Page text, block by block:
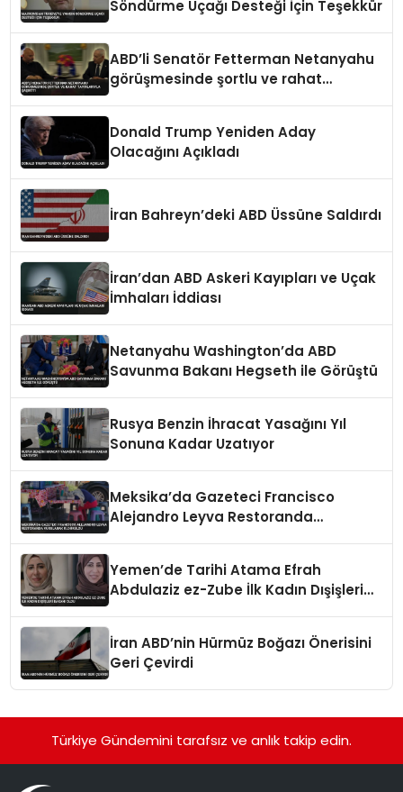
Söndürme Uçağı Desteği İçin Teşekkür
ABD’li Senatör Fetterman Netanyahu
görüşmesinde şortlu ve rahat
Donald Trump Yeniden Aday
Olacağını Açıkladı
İran Bahreyn’deki ABD Üssüne Saldırdı
İran’dan ABD Askeri Kayıpları ve Uçak
İmhaları İddiası
Netanyahu Washington’da ABD
Savunma Bakanı Hegseth ile Görüştü
Rusya Benzin İhracat Yasağını Yıl
Sonuna Kadar Uzatıyor
Meksika’da Gazeteci Francisco
Alejandro Leyva Restoranda
Yemen’de Tarihi Atama Efrah
Abdulaziz ez-Zube İlk Kadın Dışişleri
İran ABD’nin Hürmüz Boğazı Önerisini
Geri Çevirdi
Türkiye Gündemini tarafsız ve anlık takip edin.